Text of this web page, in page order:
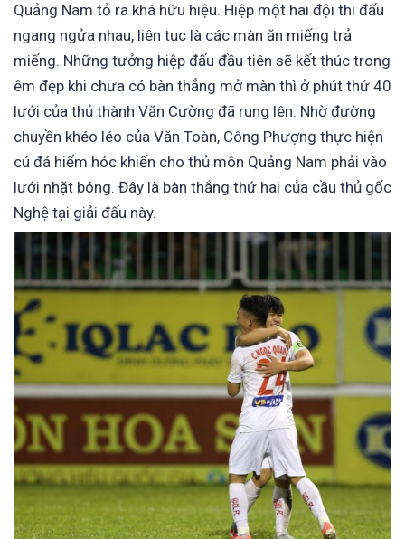
Quảng Nam tỏ ra khá hữu hiệu. Hiệp một hai đội thi đấu
ngang ngửa nhau, liên tục là các màn ăn miếng trả
miếng. Những tưởng hiệp đấu đầu tiên sẽ kết thúc trong
êm đẹp khi chưa có bàn thẳng mở màn thì ở phút thứ 40
lưới của thủ thành Văn Cường đã rung lên. Nhờ đường
chuyền khéo léo của Văn Toàn, Công Phượng thực hiện
cú đá hiểm hóc khiến cho thủ môn Quảng Nam phải vào
lưới nhặt bóng. Đây là bàn thắng thứ hai của cầu thủ gốc
Nghệ tại giải đấu này.